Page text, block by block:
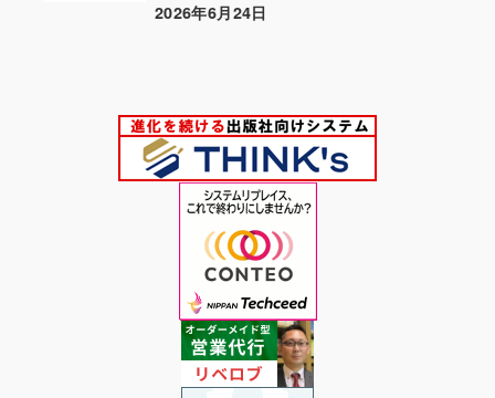
投稿日
2026年6月24日